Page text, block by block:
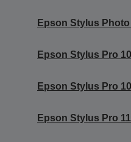
Epson Stylus Photo
Epson Stylus Pro
Epson Stylus Pro
Epson Stylus Pro